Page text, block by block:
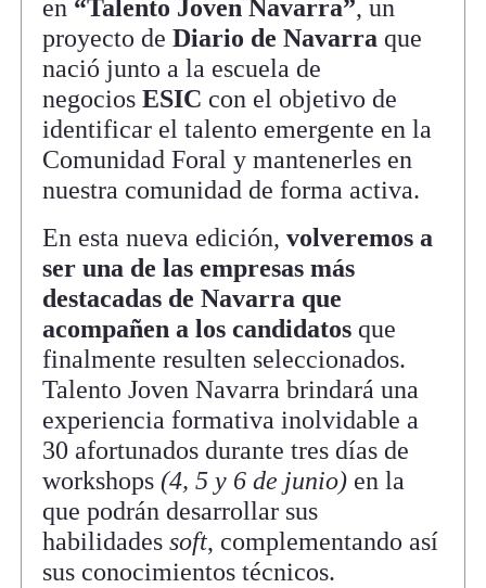
en “Talento Joven Navarra”, un
proyecto deDiario de Navarra que
nació junto a la escuela de
negocios ESIC con el objetivo de
identificar el talento emergente en la
Comunidad Foral y mantenerles en
nuestra comunidad de forma activa.
En esta nueva edición,volveremos a
ser una de las empresas más
destacadas de Navarra que
acompañen a los candidatos que
finalmente resulten seleccionados.
Talento Joven Navarra brindará una
experiencia formativa inolvidable a
30 afortunados durante tres días de
workshops(4, 5 y 6 de junio) en la
que podrán desarrollar sus
habilidadessoft, complementando así
sus conocimientos técnicos.